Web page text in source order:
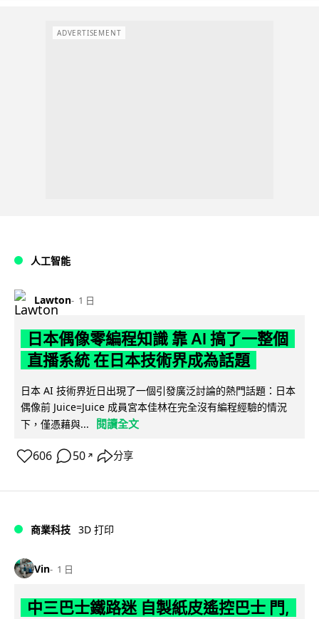
ADVERTISEMENT
人工智能
Lawton 1 日
日本偶像零編程知識 靠 AI 搞了一整個
直播系統 在日本技術界成為話題
日本 AI 技術界近日出現了一個引發廣泛討論的熱門話題：日本
偶像前 Juice=Juice 成員宮本佳林在完全沒有編程經驗的情況
下，僅憑藉與...
閱讀全文
606 50 ↗ 分享
商業科技 3D 打印
Vin 1 日
中三巴士鐵路迷 自製紙皮遙控巴士 門,